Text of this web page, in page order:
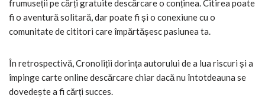
frumuseții pe cărți gratuite descărcare o conținea. Citirea poate
fi o aventură solitară, dar poate fi și o conexiune cu o
comunitate de cititori care împărtășesc pasiunea ta.
În retrospectivă, Cronoliții dorința autorului de a lua riscuri și a
împinge carte online descărcare chiar dacă nu întotdeauna se
dovedește a fi cărți succes.